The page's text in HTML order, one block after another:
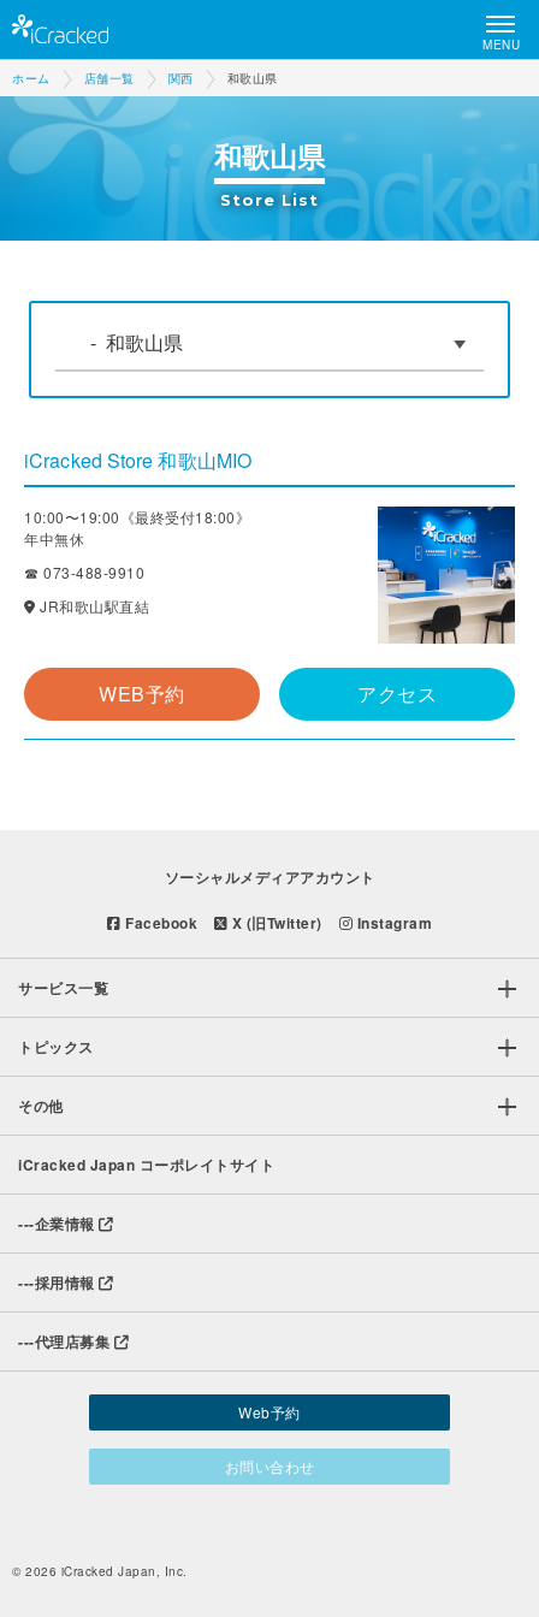
MENU
ホーム 店舗一覧 関西 和歌山県
和歌山県
Store List
iCracked Store 和歌山MIO
10:00〜19:00《最終受付18:00》
年中無休
☎ 073-488-9910
JR和歌山駅直結
WEB予約 アクセス
ソーシャルメディアアカウント
Facebook X (旧Twitter) Instagram
サービス一覧
トピックス
その他
iCracked Japan コーポレイトサイト
---企業情報
---採用情報
---代理店募集
Web予約
お問い合わせ
© 2026 iCracked Japan, Inc.